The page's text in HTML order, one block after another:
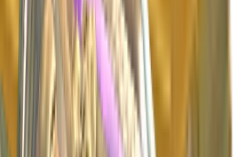
Omega